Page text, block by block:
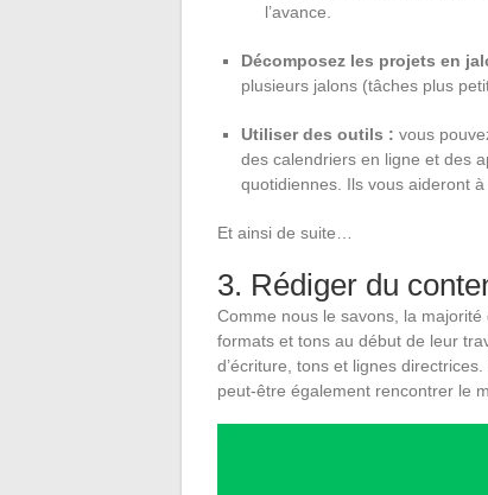
l’avance.
Décomposez les projets en
plusieurs jalons (tâches plus
Utiliser des outils : vous
des calendriers en ligne et des
quotidiennes. Ils vous aideront à
Et ainsi de suite…
3. Rédiger du
Comme nous le savons, la
formats et tons au début de leur
d’écriture, tons et lignes
peut-être également rencontrer le